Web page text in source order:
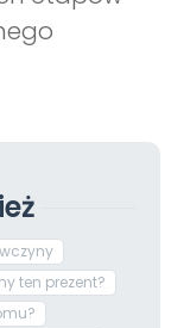
ten prezent?